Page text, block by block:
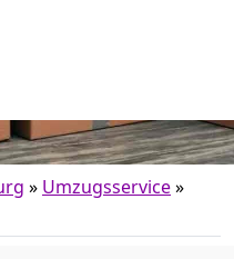
» Umzugsservice»